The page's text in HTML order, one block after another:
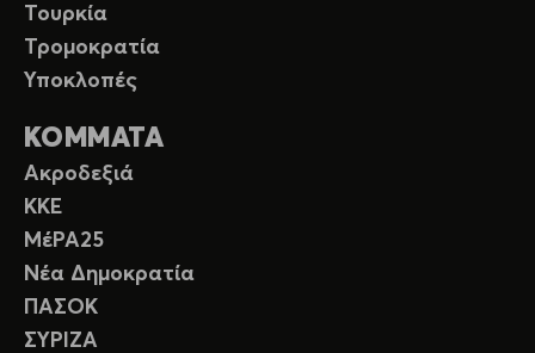
Τουρκία
Τρομοκρατία
Υποκλοπές
ΚΟΜΜΑΤΑ
Ακροδεξιά
ΚΚΕ
ΜέΡΑ25
Νέα Δημοκρατία
ΠΑΣΟΚ
ΣΥΡΙΖΑ